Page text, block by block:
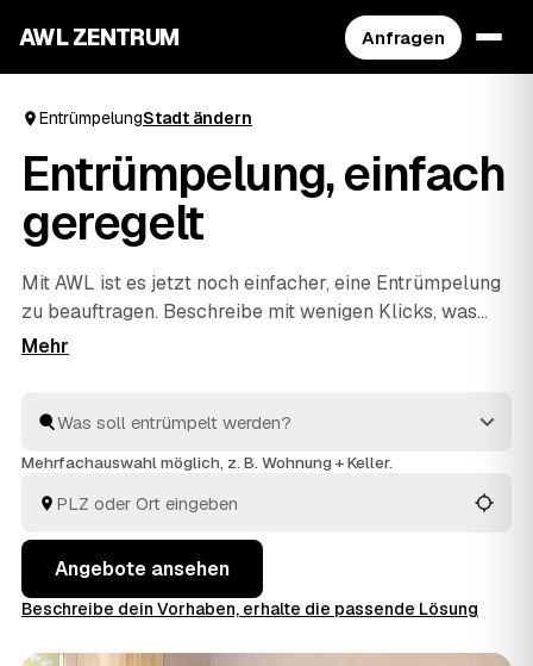
AWL ZENTRUM Anfragen
EntrümpelungStadt ändern
Entrümpelung, einfach
geregelt
Mit AWL ist es jetzt noch einfacher, eine Entrümpelung
zu beauftragen. Beschreibe mit wenigen Klicks, was
raus soll, und erhalte passende Festpreis-Angebote
– die Profis räumen schnell aus und entsorgen alles
fachgerecht. So ist dies die praktischste Art, deine
Mehrfachauswahl möglich, z. B. Wohnung + Keller.
Angebote ansehen
Beschreibe dein Vorhaben, erhalte die passende Lösung